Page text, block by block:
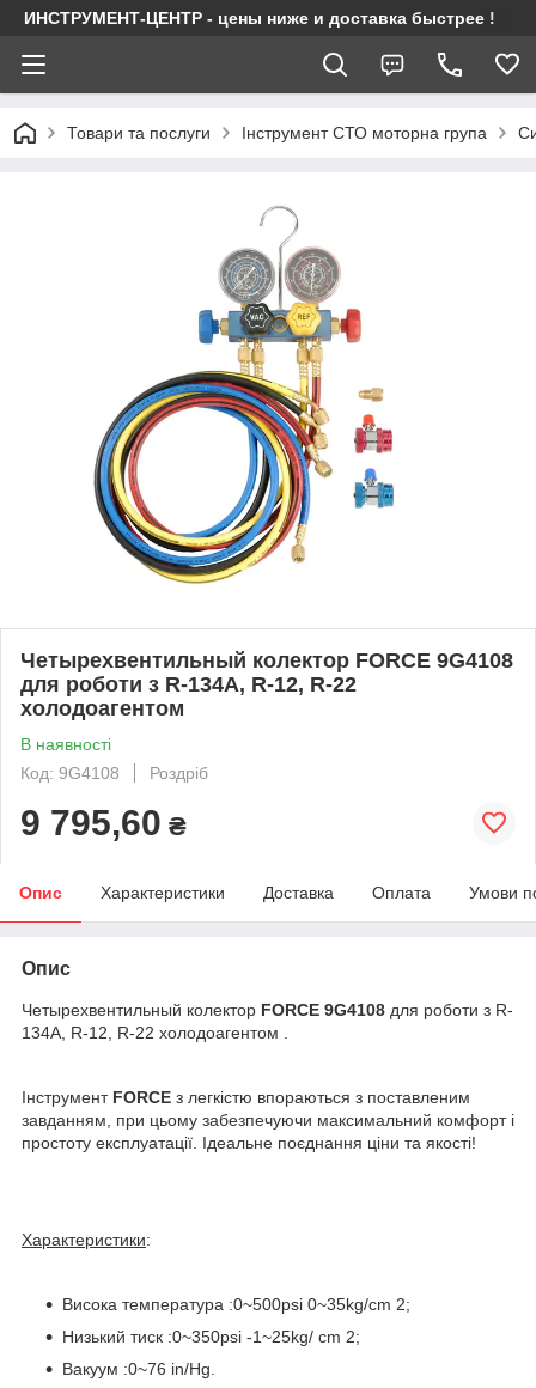
ИНСТРУМЕНТ-ЦЕНТР - цены ниже и доставка быстрее !
Товари та послуги Інструмент СТО моторна група
Четырехвентильный колектор FORCE 9G4108
для роботи з R-134А, R-12, R-22
холодоагентом
В наявності
Код: 9G4108
Роздріб
9 795,60 ₴
Опис Характеристики Доставка Оплата Умови
Опис
Четырехвентильный колектор FORCE 9G4108 для роботи з R-
134А, R-12, R-22 холодоагентом .
Інструмент FORCE з легкістю впораються з поставленим
завданням, при цьому забезпечуючи максимальний комфорт і
простоту експлуатації. Ідеальне поєднання ціни та якості!
Характеристики:
Висока температура :0~500psi 0~35kg/cm 2;
Низький тиск :0~350psi -1~25kg/ cm 2;
Вакуум :0~76 in/Hg.